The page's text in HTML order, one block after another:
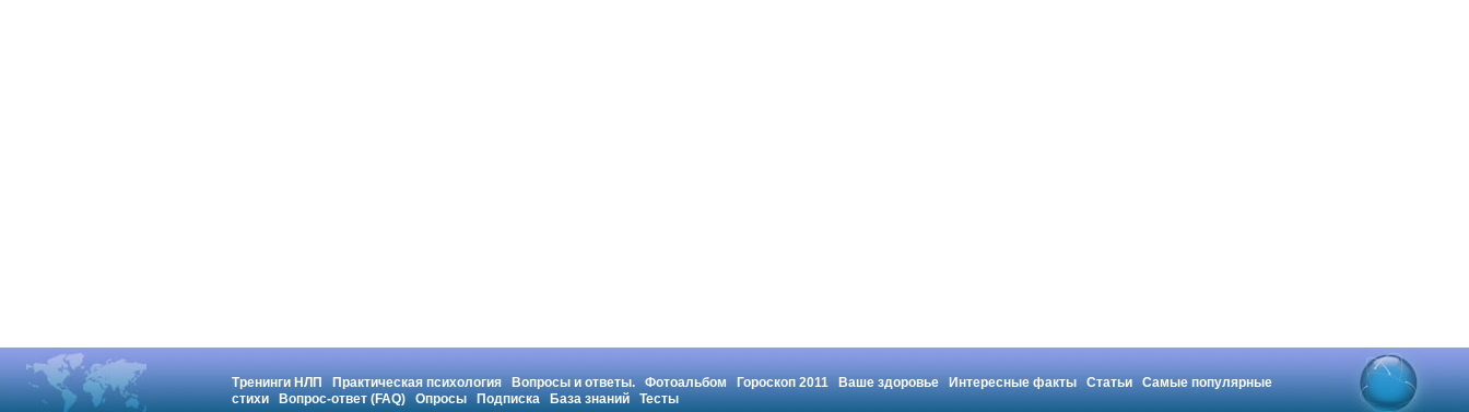
Тренинги НЛП Практическая психология Вопросы и ответы. Фотоальбом Гороскоп 2011 Ваше здоровье Интересные факты Статьи
Самые популярные
стихи
Вопрос-ответ (FAQ) Опросы Подписка База знаний Тесты